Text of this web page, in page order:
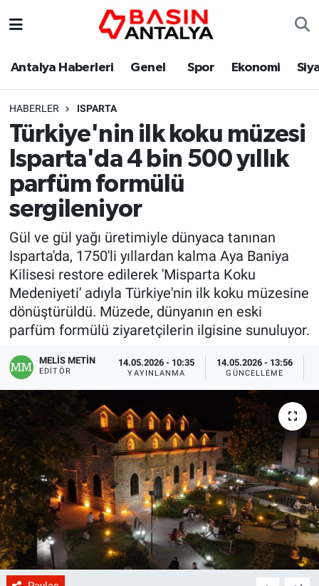
Antalya Haberleri Genel Spor Ekonomi
HABERLER ISPARTA
Türkiye'nin ilk koku müzesi
Isparta'da 4 bin 500 yıllık
parfüm formülü
sergileniyor
Gül ve gül yağı üretimiyle dünyaca tanınan
Isparta'da, 1750'li yıllardan kalma Aya Baniya
Kilisesi restore edilerek 'Misparta Koku
Medeniyeti' adıyla Türkiye'nin ilk koku müzesine
dönüştürüldü. Müzede, dünyanın en eski
parfüm formülü ziyaretçilerin ilgisine sunuluyor.
MELİS METİN
EDITÖR
14.05.2026 - 10:35
YAYINLANMA
14.05.2026 - 13:56
GÜNCELLEME